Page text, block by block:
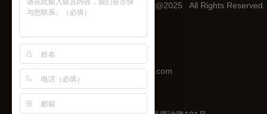
合粤电子, 版权所有 Copyright@2025 All Rights Reserved.
电话:186-6513-1565
E-mail：sales016@heyuecap.com
传真：0769-89779914